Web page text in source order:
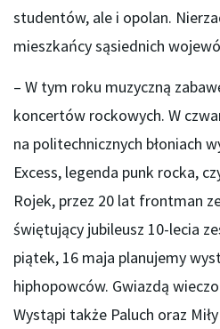
studentów, ale i opolan.
mieszkańcy sąsiednich
– W tym roku muzyczną
koncertów rockowych. W
na politechnicznych błoniach
Excess, legenda punk rocka,
Rojek, przez 20 lat frontman
świętujący jubileusz 10-lecia
piątek, 16 maja planujemy
hiphopowców. Gwiazdą
Wystąpi także Paluch oraz